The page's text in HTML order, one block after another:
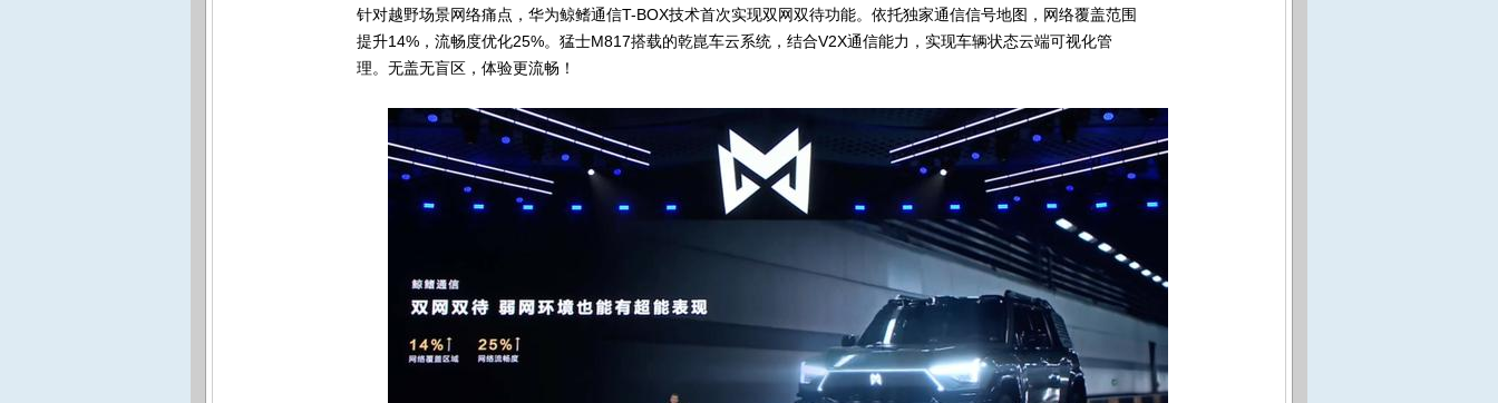
针对越野场景网络痛点，华为鲸鳍通信T-BOX技术首次实现双网双待功能。依托独家通信信号地图，网络覆盖范围
提升14%，流畅度优化25%。猛士M817搭载的乾崑车云系统，结合V2X通信能力，实现车辆状态云端可视化管
理。无盖无盲区，体验更流畅！